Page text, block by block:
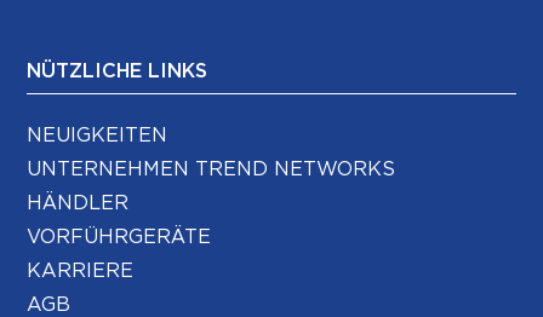
NÜTZLICHE LINKS
NEUIGKEITEN
UNTERNEHMEN TREND NETWORKS
HÄNDLER
VORFÜHRGERÄTE
KARRIERE
AGB